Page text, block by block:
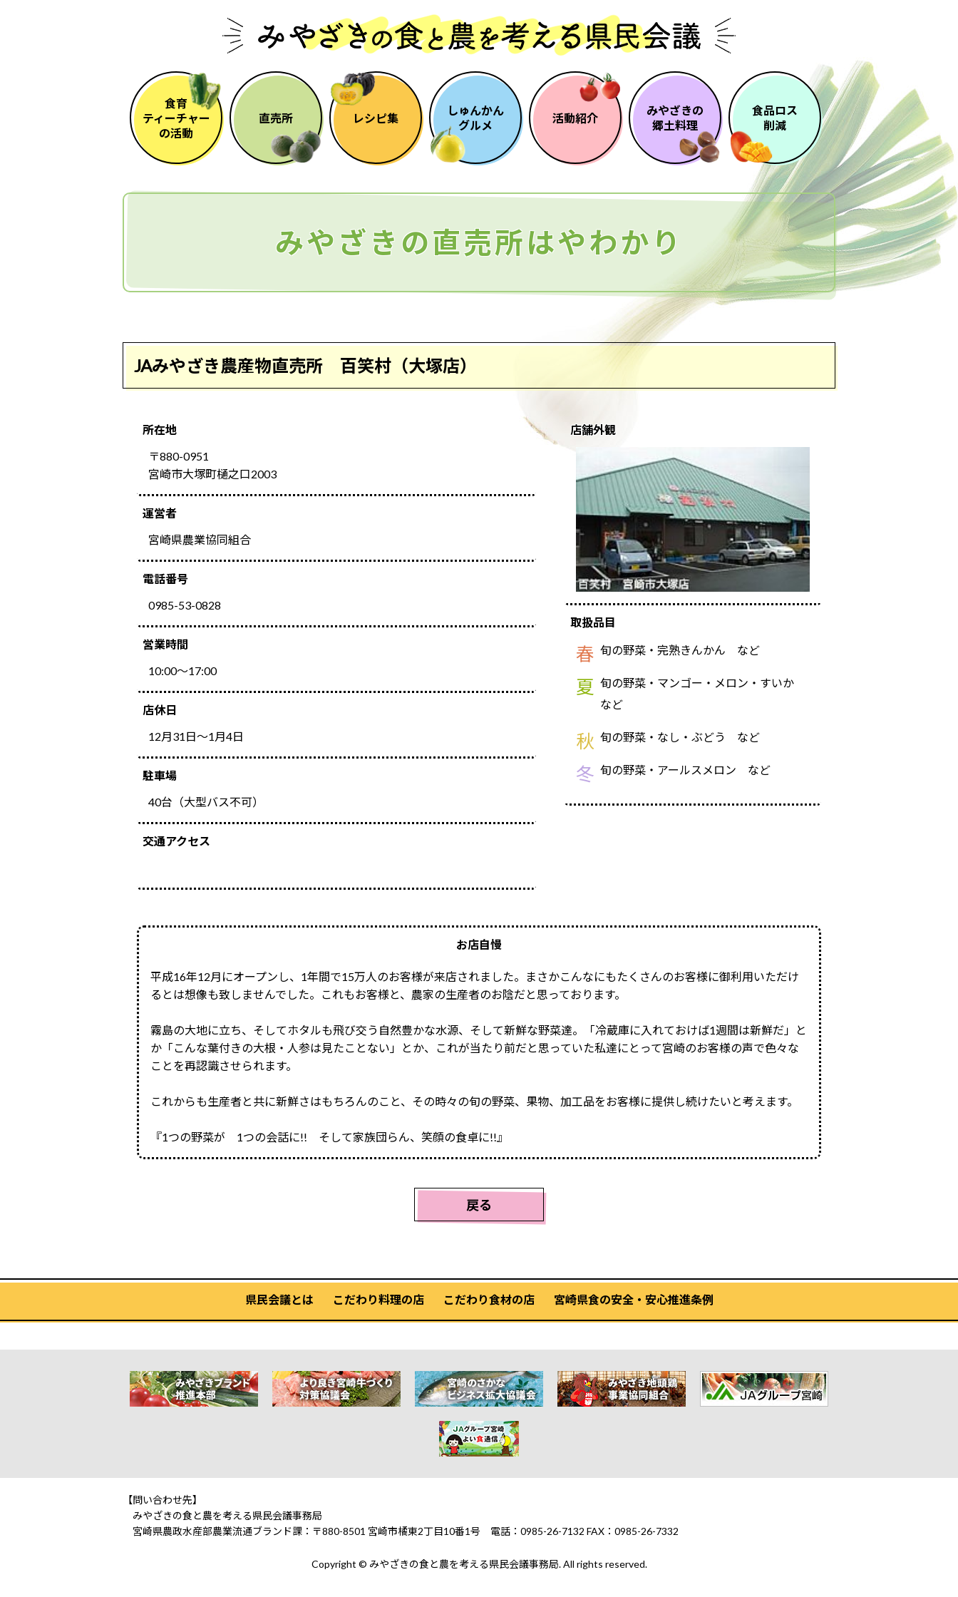
食育
ティーチャー
の活動
直売所 レシピ集
しゅんかん
グルメ
活動紹介
みやざきの
郷土料理
食品ロス
削減
みやざきの直売所はやわかり
JAみやざき農産物直売所 百笑村（大塚店）
所在地
〒880-0951
宮崎市大塚町樋之口2003
運営者
宮崎県農業協同組合
電話番号
0985-53-0828
営業時間
10:00～17:00
店休日
12月31日～1月4日
駐車場
40台（大型バス不可）
交通アクセス
店舗外観
取扱品目
春 旬の野菜・完熟きんかん など
夏 旬の野菜・マンゴー・メロン・すいか
など
秋 旬の野菜・なし・ぶどう など
冬 旬の野菜・アールスメロン など
お店自慢
平成16年12月にオープンし、1年間で15万人のお客様が来店されました。まさかこんなにもたくさんのお客様に御利用いただけ
るとは想像も致しませんでした。これもお客様と、農家の生産者のお陰だと思っております。
霧島の大地に立ち、そしてホタルも飛び交う自然豊かな水源、そして新鮮な野菜達。「冷蔵庫に入れておけば1週間は新鮮だ」と
か「こんな葉付きの大根・人参は見たことない」とか、これが当たり前だと思っていた私達にとって宮崎のお客様の声で色々な
ことを再認識させられます。
これからも生産者と共に新鮮さはもちろんのこと、その時々の旬の野菜、果物、加工品をお客様に提供し続けたいと考えます。
『1つの野菜が 1つの会話に!! そして家族団らん、笑顔の食卓に!!』
戻る
県民会議とは こだわり料理の店 こだわり食材の店 宮崎県食の安全・安心推進条例
【問い合わせ先】
みやざきの食と農を考える県民会議事務局
宮崎県農政水産部農業流通ブランド課：〒880-8501 宮崎市橘東2丁目10番1号 電話：0985-26-7132 FAX：0985-26-7332
Copyright © みやざきの食と農を考える県民会議事務局. All rights reserved.